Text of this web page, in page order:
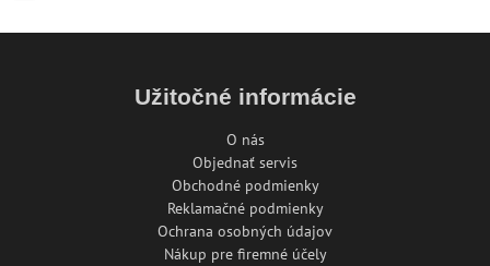
Užitočné informácie
O nás
Objednať servis
Obchodné podmienky
Reklamačné podmienky
Ochrana osobných údajov
Nákup pre firemné účely